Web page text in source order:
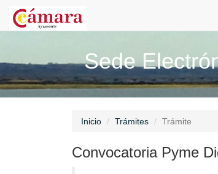
Sede
Inicio Trámites Trámite
Convocatoria Pyme